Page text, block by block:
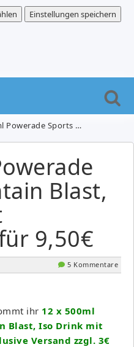
Einstellungen speichern
Mountain Blast, Iso Drink mit Elektrolyten für 9,50€
Blast,
9,50€
5 Kommentare
ihr 12 x 500ml
Blast, Iso Drink mit
Versand zzgl. 3€